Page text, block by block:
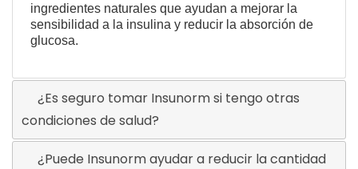
ingredientes naturales que ayudan a mejorar la
sensibilidad a la insulina y reducir la absorción de
glucosa.
¿Es seguro tomar Insunorm si tengo otras
condiciones de salud?
¿Puede Insunorm ayudar a reducir la cantidad